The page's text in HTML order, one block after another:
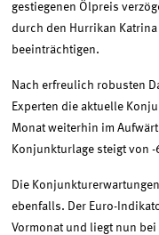
gestiegenen Ölpreis
durch den Hurrikan
beeinträchtigen.
Nach erfreulich robusten
Experten die aktuelle
Monat weiterhin im
Konjunkturlage steigt von -
Die
ebenfalls. Der Euro-
Vormonat und liegt nun